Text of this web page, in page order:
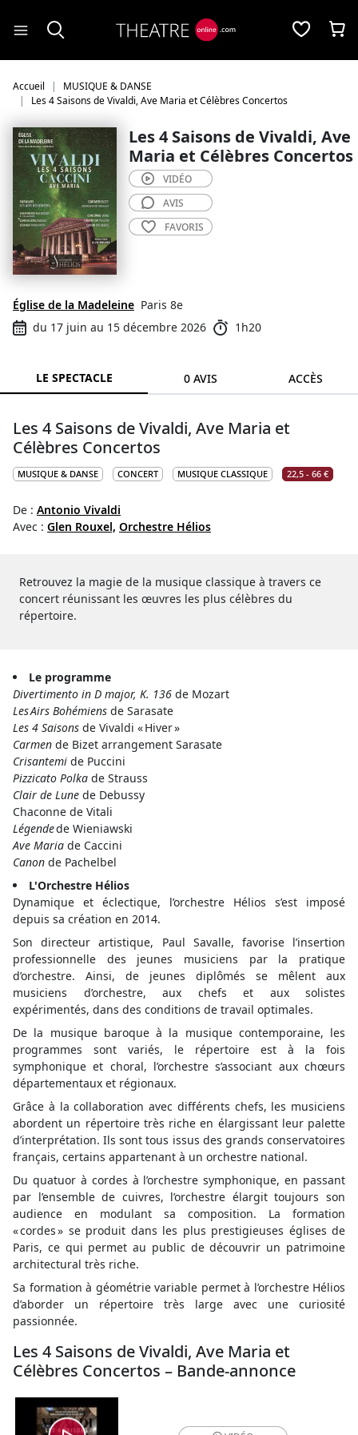
Accueil
MUSIQUE & DANSE
Les 4 Saisons de Vivaldi, Ave Maria et Célèbres Concertos
Les 4 Saisons de Vivaldi, Ave
Maria et Célèbres Concertos
Église de la Madeleine Paris 8e
du 17 juin au 15 décembre 2026
1h20
VIDÉO
AVIS
FAVORIS
LE SPECTACLE 0 AVIS ACCÈS
Les 4 Saisons de Vivaldi, Ave Maria et
Célèbres Concertos
MUSIQUE & DANSE CONCERT MUSIQUE CLASSIQUE 22,5 - 66 €
De : Antonio Vivaldi
Avec : Glen Rouxel, Orchestre Hélios
Retrouvez la magie de la musique classique à travers ce
concert réunissant les œuvres les plus célèbres du
répertoire.
Le programme
Divertimento in D major, K. 136 de Mozart
Les Airs Bohémiens de Sarasate
Les 4 Saisons de Vivaldi « Hiver »
Carmen de Bizet arrangement Sarasate
Crisantemi de Puccini
Pizzicato Polka de Strauss
Clair de Lune de Debussy
Chaconne de Vitali
Légendede Wieniawski
Ave Maria de Caccini
Canon de Pachelbel
L'Orchestre Hélios
Dynamique et éclectique, l’orchestre Hélios s’est imposé
depuis sa création en 2014.
Son directeur artistique, Paul Savalle, favorise l’insertion
professionnelle des jeunes musiciens par la pratique
d’orchestre. Ainsi, de jeunes diplômés se mêlent aux
musiciens d’orchestre, aux chefs et aux solistes
expérimentés, dans des conditions de travail optimales.
De la musique baroque à la musique contemporaine, les
programmes sont variés, le répertoire est à la fois
symphonique et choral, l’orchestre s’associant aux chœurs
départementaux et régionaux.
Grâce à la collaboration avec différents chefs, les musiciens
abordent un répertoire très riche en élargissant leur palette
d’interprétation. Ils sont tous issus des grands conservatoires
français, certains appartenant à un orchestre national.
Du quatuor à cordes à l’orchestre symphonique, en passant
par l’ensemble de cuivres, l’orchestre élargit toujours son
audience en modulant sa composition. La formation
« cordes » se produit dans les plus prestigieuses églises de
Paris, ce qui permet au public de découvrir un patrimoine
architectural très riche.
Sa formation à géométrie variable permet à l’orchestre Hélios
d’aborder un répertoire très large avec une curiosité
passionnée.
Les 4 Saisons de Vivaldi, Ave Maria et
Célèbres Concertos – Bande-annonce